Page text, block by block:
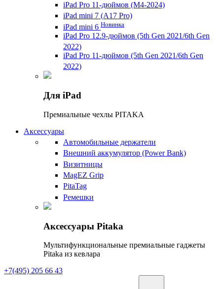
iPad Pro 11-дюймов (M4-2024)
iPad mini 7 (A17 Pro)
iPad mini 6 Новинка
iPad Pro 12.9-дюймов (5th Gen 2021/6th Gen
2022)
iPad Pro 11-дюймов (5th Gen 2021/6th Gen
2022)
Для iPad
Премиальные чехлы PITAKA
Аксессуары
Автомобильные держатели
Внешний аккумулятор (Power Bank)
Визитницы
MagEZ Grip
PitaTag
Ремешки
Аксессуары Pitaka
Мультифункциональные премиальные гаджеты
Pitaka из кевлара
+7(495) 205 66 43